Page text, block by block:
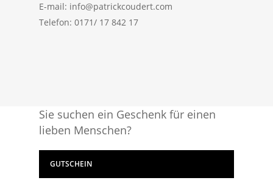
E-mail: info@patrickcoudert.com
Telefon: 0171/ 17 842 17
Sie suchen ein Geschenk für einen
lieben Menschen?
GUTSCHEIN